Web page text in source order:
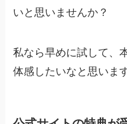
いと思いませんか？
私なら早めに試して、
体感したいなと思います